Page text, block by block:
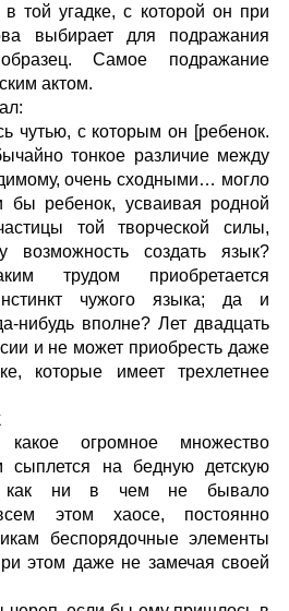
той угадке, с которой он при
выбирает для подражания
Самое подражание
актом.
чутью, с которым он [ребенок.
тонкое различие между
очень сходными… могло
ребенок, усваивая родной
той творческой силы,
возможность создать язык?
трудом приобретается
чужого языка; да и
нибудь вполне? Лет двадцать
и не может приобресть даже
которые имеет трехлетнее
огромное множество
сыплется на бедную детскую
как ни в чем не бывало
этом хаосе, постоянно
беспорядочные элементы
этом даже не замечая своей